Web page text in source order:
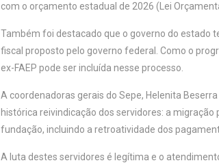
com o orçamento estadual de 2026 (Lei
Também foi destacado que o governo do estado
fiscal proposto pelo governo federal. Como o
ex-FAEP pode ser incluída nesse processo.
A coordenadoras gerais do Sepe, Helenita
histórica reivindicação dos servidores: a migração
fundação, incluindo a retroatividade dos
A luta destes servidores é legítima e o